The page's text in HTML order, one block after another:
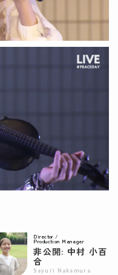
Director /
Production Manager
非公開: 中村 小百
合
Sayuri Nakamura